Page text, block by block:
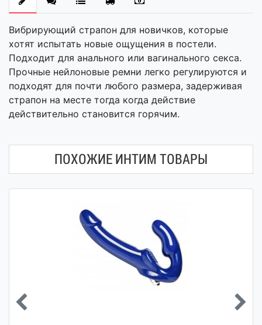
Вибрирующий страпон для новичков, которые
хотят испытать новые ощущения в постели.
Подходит для анального или вагинального секса.
Прочные нейлоновые ремни легко регулируются и
подходят для почти любого размера, задерживая
страпон на месте тогда когда действие
действительно становится горячим.
ПОХОЖИЕ ИНТИМ ТОВАРЫ